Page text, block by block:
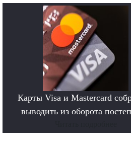
Карты Visa и Mastercard
выводить из оборота